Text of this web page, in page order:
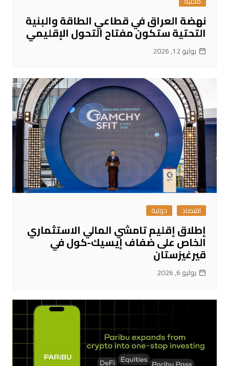
نهضة العراق في قطاعي الطاقة والبنية
التحتية ستكون مفتاح التحول الإقليمي
يوليو 12, 2026
اقتصاد دولية
إطلاق إقليم تامشي المالي الاستثماري
الخاص على ضفاف إيسيك-كول في
قيرغيزستان
يوليو 6, 2026